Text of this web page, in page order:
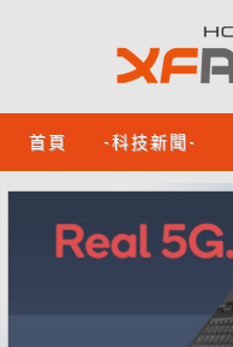
首頁 -科技新聞-